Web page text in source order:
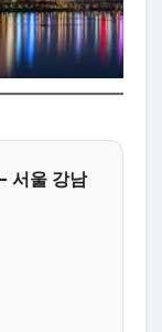
서울 강남